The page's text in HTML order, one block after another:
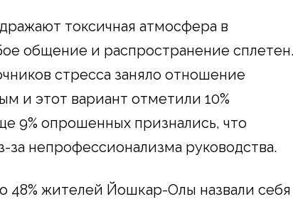
токсичная атмосфера в
общение и распространение сплетен.
стресса заняло отношение
и этот вариант отметили 10%
9% опрошенных признались, что
непрофессионализма руководства.
48% жителей Йошкар-Олы назвали себя